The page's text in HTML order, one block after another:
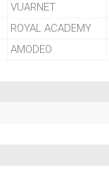
VUARNET
ROYAL ACADEMY
AMODEO